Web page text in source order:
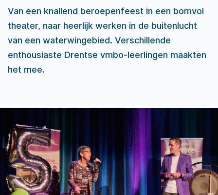
Van een knallend beroepenfeest in een bomvol
theater, naar heerlijk werken in de buitenlucht
van een waterwingebied. Verschillende
enthousiaste Drentse vmbo-leerlingen maakten
het mee.